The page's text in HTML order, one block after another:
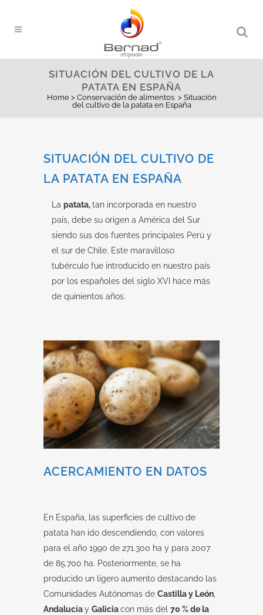
SITUACIÓN DEL CULTIVO DE LA
PATATA EN ESPAÑA
Home> Conservación de alimentos > Situación
del cultivo de la patata en España
SITUACIÓN DEL CULTIVO DE
LA PATATA EN ESPAÑA
La patata,tan incorporada en nuestro
país, debe su origen a América del Sur
siendo sus dos fuentes principales Perú y
el sur de Chile. Este maravilloso
tubérculo fue introducido en nuestro país
por los españoles del siglo XVI hace más
de quinientos años.
ACERCAMIENTO EN DATOS
En España, las superficies de cultivo de
patata han ido descendiendo, con valores
para el año 1990 de 271.300 ha y para 2007
de 85.700 ha. Posteriormente, se ha
producido un ligero aumento destacando las
Comunidades Autónomas de Castilla y León
Andalucíay Galiciacon más del 70 % de la